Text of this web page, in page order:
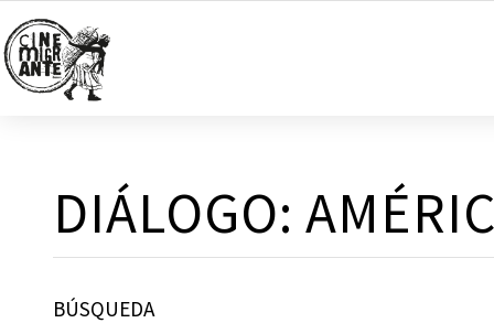
DIÁLOGO:
BÚSQUEDA